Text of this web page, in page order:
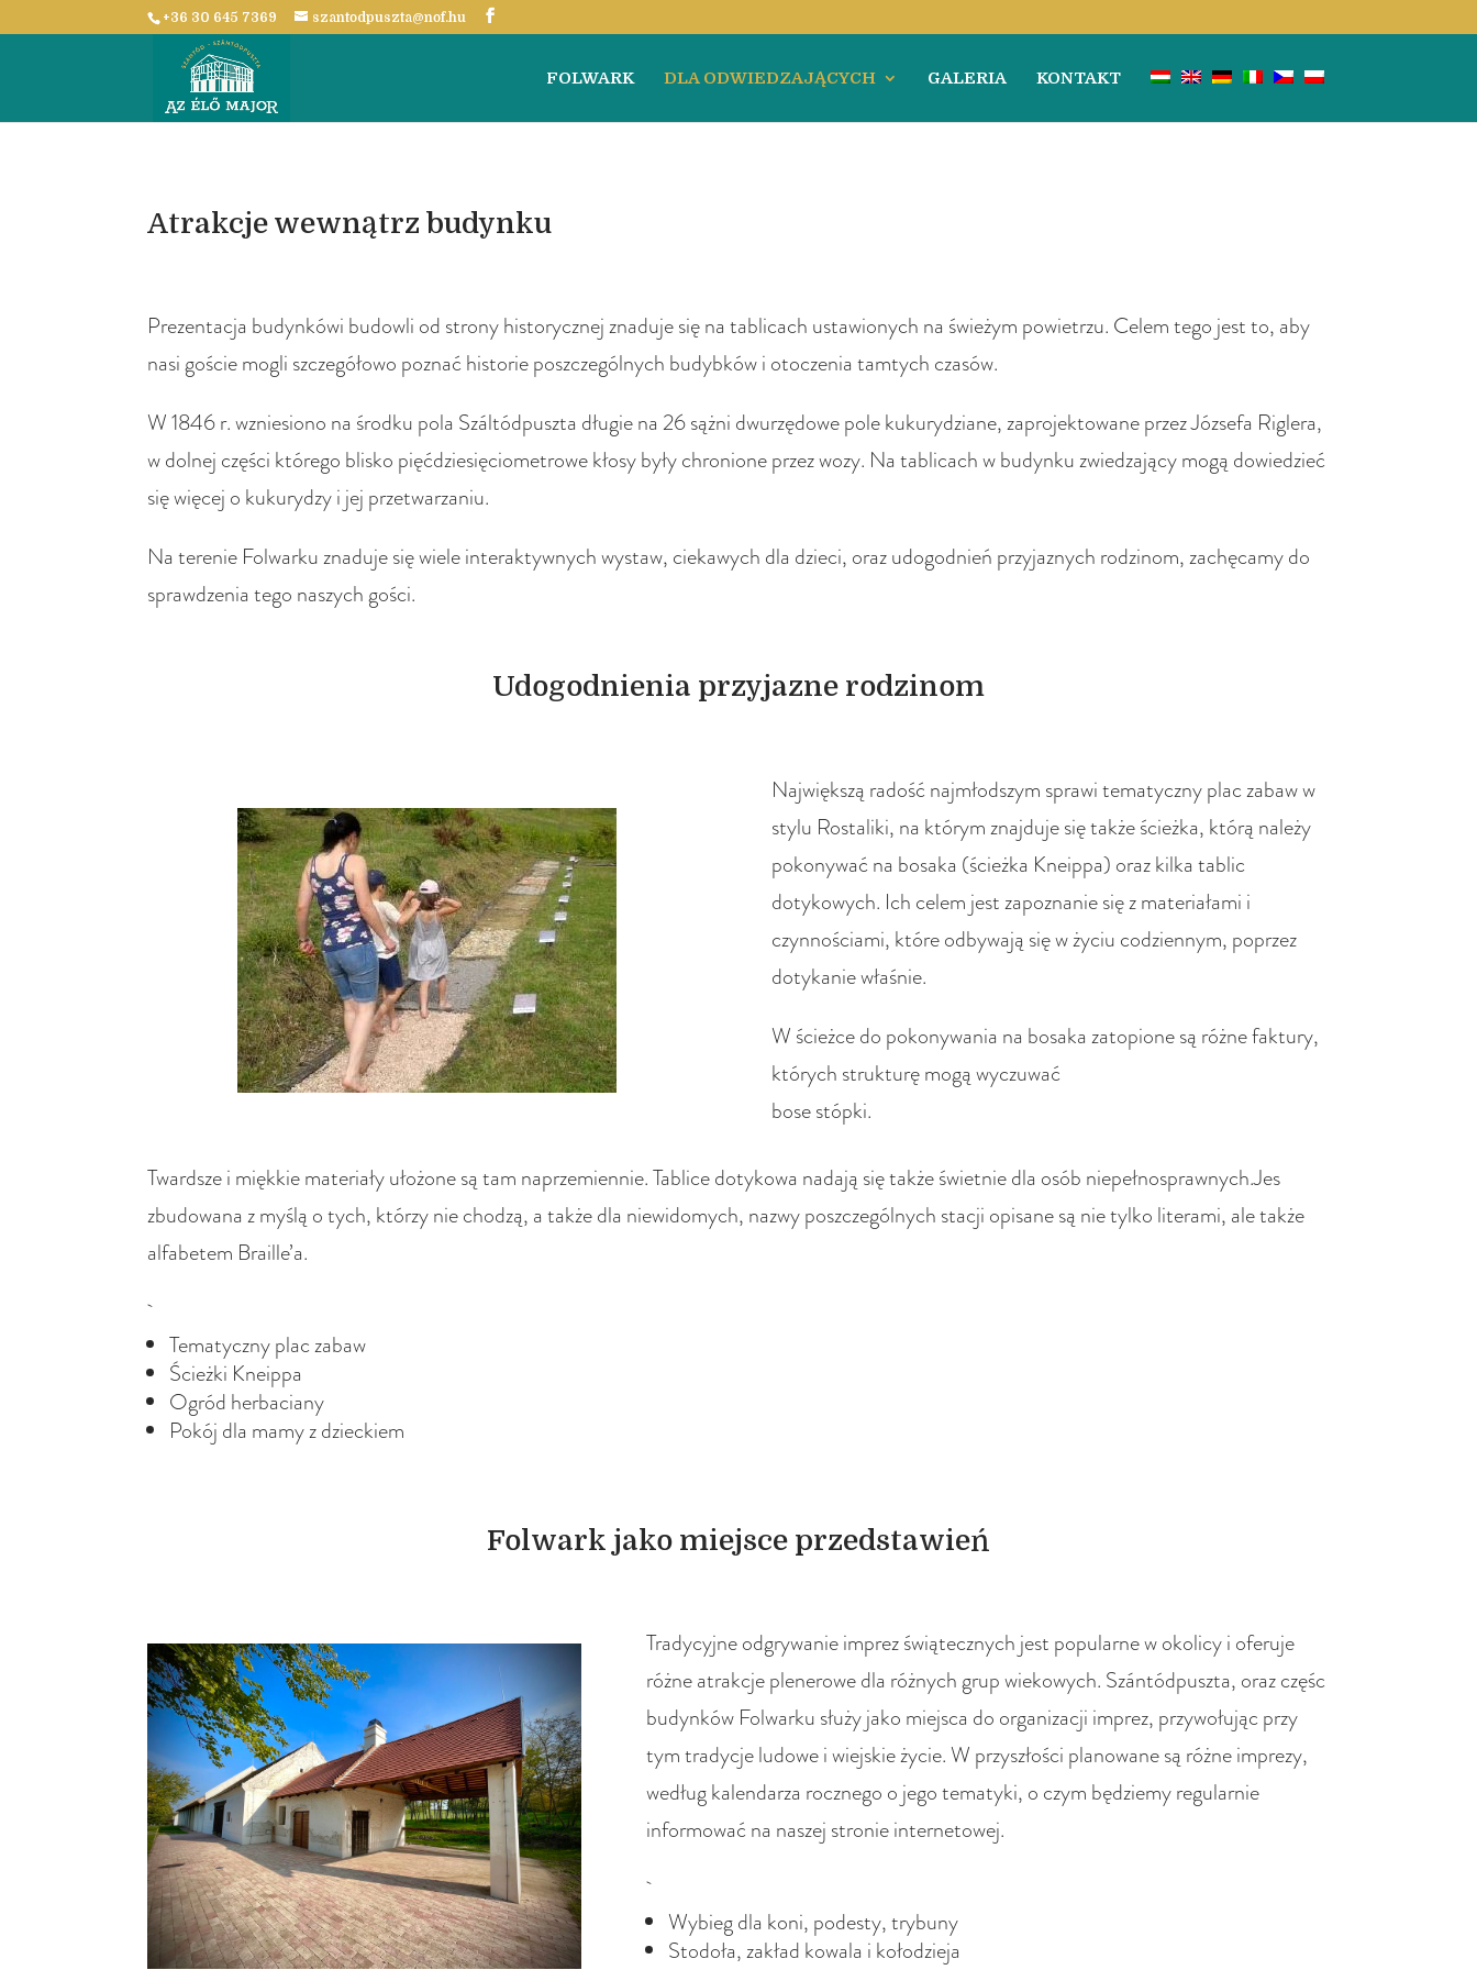
+36 30 645 7369 szantodpuszta@nof.hu
FOLWARK DLA ODWIEDZAJĄCYCH GALERIA KONTAKT
Atrakcje wewnątrz budynku
Prezentacja budynkówi budowli od strony historycznej znaduje się na tablicach ustawionych na świeżym powietrzu. Celem tego jest to, aby
nasi goście mogli szczegółowo poznać historie poszczególnych budybków i otoczenia tamtych czasów.
W 1846 r. wzniesiono na środku pola Száltódpuszta długie na 26 sążni dwurzędowe pole kukurydziane, zaprojektowane przez Józsefa Riglera,
w dolnej części którego blisko pięćdziesięciometrowe kłosy były chronione przez wozy. Na tablicach w budynku zwiedzający mogą dowiedzieć
się więcej o kukurydzy i jej przetwarzaniu.
Na terenie Folwarku znaduje się wiele interaktywnych wystaw, ciekawych dla dzieci, oraz udogodnień przyjaznych rodzinom, zachęcamy do
sprawdzenia tego naszych gości.
Udogodnienia przyjazne rodzinom
Największą radość najmłodszym sprawi tematyczny plac zabaw w
stylu Rostaliki, na którym znajduje się także ścieżka, którą należy
pokonywać na bosaka (ścieżka Kneippa) oraz kilka tablic
dotykowych. Ich celem jest zapoznanie się z materiałami i
czynnościami, które odbywają się w życiu codziennym, poprzez
dotykanie właśnie.
W ścieżce do pokonywania na bosaka zatopione są różne faktury,
których strukturę mogą wyczuwać
bose stópki.
Twardsze i miękkie materiały ułożone są tam naprzemiennie. Tablice dotykowa nadają się także świetnie dla osób niepełnosprawnych.Jes
zbudowana z myślą o tych, którzy nie chodzą, a także dla niewidomych, nazwy poszczególnych stacji opisane są nie tylko literami, ale także
alfabetem Braille’a.
Tematyczny plac zabaw
Ścieżki Kneippa
Ogród herbaciany
Pokój dla mamy z dzieckiem
Folwark jako miejsce przedstawień
Tradycyjne odgrywanie imprez świątecznych jest popularne w okolicy i oferuje
różne atrakcje plenerowe dla różnych grup wiekowych. Szántódpuszta, oraz częśc
budynków Folwarku służy jako miejsca do organizacji imprez, przywołując przy
tym tradycje ludowe i wiejskie życie. W przyszłości planowane są różne imprezy,
według kalendarza rocznego o jego tematyki, o czym będziemy regularnie
informować na naszej stronie internetowej.
Wybieg dla koni, podesty, trybuny
Stodoła, zakład kowala i kołodzieja